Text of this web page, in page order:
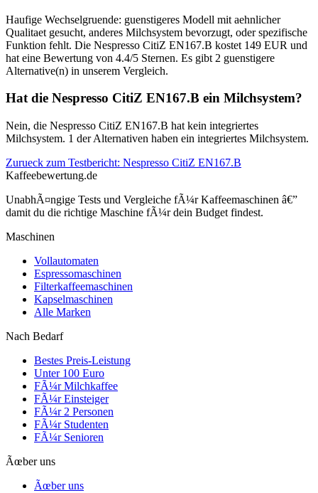
Haufige Wechselgruende: guenstigeres Modell mit aehnlicher
Qualitaet gesucht, anderes Milchsystem bevorzugt, oder spezifische
Funktion fehlt. Die Nespresso CitiZ EN167.B kostet 149 EUR und
hat eine Bewertung von 4.4/5 Sternen. Es gibt 2 guenstigere
Alternative(n) in unserem Vergleich.
Hat die Nespresso CitiZ EN167.B ein Milchsystem?
Nein, die Nespresso CitiZ EN167.B hat kein integriertes
Milchsystem. 1 der Alternativen haben ein integriertes Milchsystem.
Zurueck zum Testbericht: Nespresso CitiZ EN167.B
Kaffeebewertung.de
UnabhÃ¤ngige Tests und Vergleiche fÃ¼r Kaffeemaschinen â€”
damit du die richtige Maschine fÃ¼r dein Budget findest.
Maschinen
Vollautomaten
Espressomaschinen
Filterkaffeemaschinen
Kapselmaschinen
Alle Marken
Nach Bedarf
Bestes Preis-Leistung
Unter 100 Euro
FÃ¼r Milchkaffee
FÃ¼r Einsteiger
FÃ¼r 2 Personen
FÃ¼r Studenten
FÃ¼r Senioren
Ãœber uns
Ãœber uns